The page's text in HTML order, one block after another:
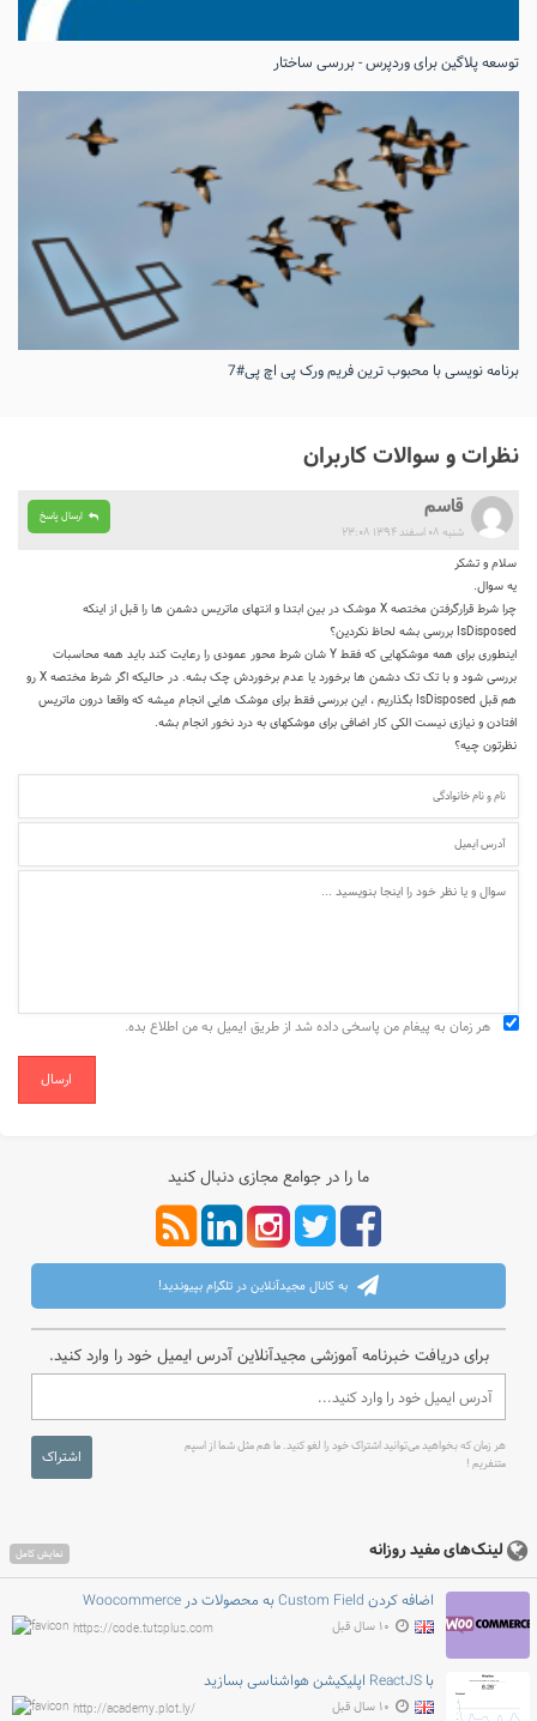
توسعه پلاگین برای وردپرس - بررسی ساختار
برنامه نویسی با محبوب ترین فریم ورک پی اچ پی#7
نظرات و سوالات کاربران
ارسال پاسخ قاسم
شنبه ۰۸ اسفند ۱۳۹۴ ۲۳:۰۸
سلام و تشکر
یه سوال.
چرا شرط قرارگرفتن مختصه X موشک در بین ابتدا و انتهای ماتریس دشمن ها را قبل از اینکه
IsDisposed بررسی بشه لحاظ نکردین؟
اینطوری برای همه موشکهایی که فقط Y شان شرط محور عمودی را رعایت کند باید همه محاسبات
بررسی شود و با تک تک دشمن ها برخورد یا عدم برخوردش چک بشه. در حالیکه اگر شرط مختصه X رو
هم قبل IsDisposed بگذاریم ، این بررسی فقط برای موشک هایی انجام میشه که واقعا درون ماتریس
افتادن و نیازی نیست الکی کار اضافی برای موشکهای به درد نخور انجام بشه.
نظرتون چیه؟
هر زمان به پیغام من پاسخی داده شد از طریق ایمیل به من اطلاع بده.
ارسال
ما را در جوامع مجازی دنبال کنید
به کانال مجیدآنلاین در تلگرام بپیوندید!
برای دریافت خبرنامه آموزشی مجیدآنلاین آدرس ایمیل خود را وارد کنید.
هر زمان که بخواهید می‌توانید اشتراک خود را لغو کنید. ما هم مثل شما از اسپم
متنفریم !
اشتراک
لینک‌های مفید روزانه نمایش کامل
اضافه کردن Custom Field به محصولات در Woocommerce
https://code.tutsplus.com ۱۰ سال قبل
با ReactJS اپلیکیشن هواشناسی بسازید
http://academy.plot.ly/ ۱۰ سال قبل